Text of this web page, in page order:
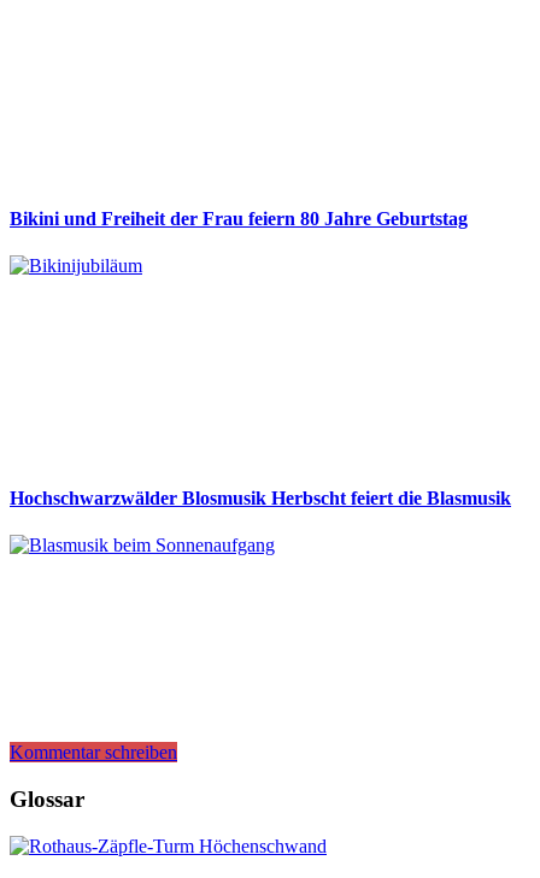
Bikini und Freiheit der Frau feiern 80 Jahre Geburtstag
Hochschwarzwälder Blosmusik Herbscht feiert die Blasmusik
Kommentar schreiben
Glossar